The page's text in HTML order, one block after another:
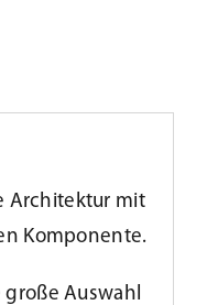
Architektur mit
Komponente.
große Auswahl